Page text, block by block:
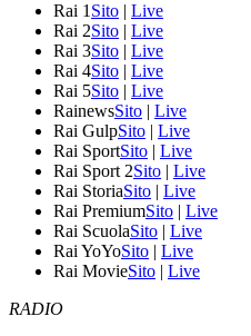
Rai 1 Sito | Live
Rai 2Sito | Live
Rai 3Sito | Live
Rai 4Sito | Live
Rai 5Sito | Live
RainewsSito | Live
Rai GulpSito | Live
Rai SportSito | Live
Rai Sport 2Sito | Live
Rai StoriaSito | Live
Rai PremiumSito | Live
Rai ScuolaSito | Live
Rai YoYoSito | Live
Rai MovieSito | Live
RADIO